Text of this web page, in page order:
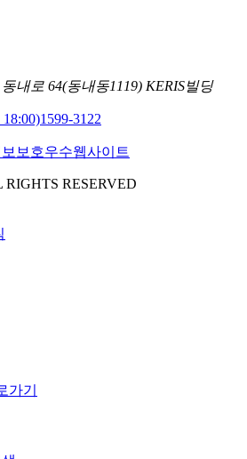
내로 64(동내동1119) KERIS빌딩
1599-3122
RESERVED
가기